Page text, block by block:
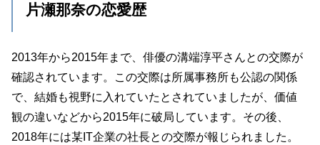
片瀬那奈の恋愛歴
2013年から2015年まで、俳優の溝端淳平さんとの交際が
確認されています。この交際は所属事務所も公認の関係
で、結婚も視野に入れていたとされていましたが、価値
観の違いなどから2015年に破局しています。その後、
2018年には某IT企業の社長との交際が報じられました。